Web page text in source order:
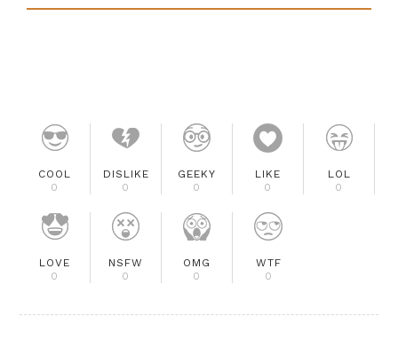
COOL
0
DISLIKE
0
GEEKY
0
LIKE
0
LOL
0
LOVE
0
NSFW
0
OMG
0
WTF
0